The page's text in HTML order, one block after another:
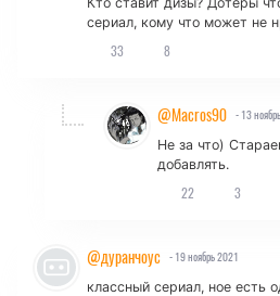
сериал, кому что может не
33 8
@Macros90 - 13
Не за что)
добавлять.
22 3
@дуранчоус - 19 ноябрь 2021
классный сериал, ное есть